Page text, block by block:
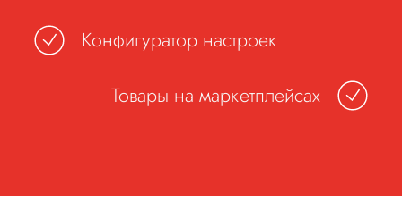
Конфигуратор настроек
Товары на маркетплейсах